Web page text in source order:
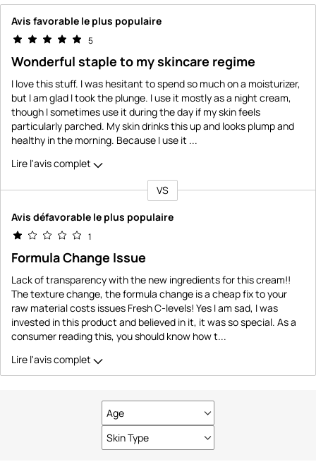
Avis favorable le plus populaire
5
Wonderful staple to my skincare regime
I love this stuff. I was hesitant to spend so much on a moisturizer,
but I am glad I took the plunge. I use it mostly as a night cream,
though I sometimes use it during the day if my skin feels
particularly parched. My skin drinks this up and looks plump and
healthy in the morning. Because I use it ...
Lire l'avis complet
projecteur
sur
les
VS
Avis défavorable le plus populaire
1
Formula Change Issue
Lack of transparency with the new ingredients for this cream!!
The texture change, the formula change is a cheap fix to your
raw material costs issues Fresh C-levels! Yes I am sad, I was
invested in this product and believed in it, it was so special. As a
consumer reading this, you should know how t...
Lire l'avis complet
Age
Français
Skin Type
Français